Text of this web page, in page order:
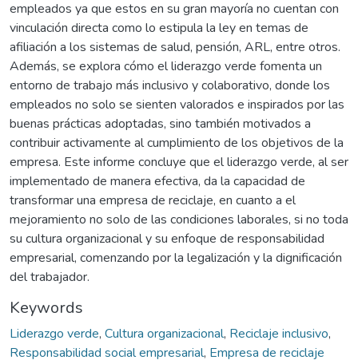
empleados ya que estos en su gran mayoría no cuentan con
vinculación directa como lo estipula la ley en temas de
afiliación a los sistemas de salud, pensión, ARL, entre otros.
Además, se explora cómo el liderazgo verde fomenta un
entorno de trabajo más inclusivo y colaborativo, donde los
empleados no solo se sienten valorados e inspirados por las
buenas prácticas adoptadas, sino también motivados a
contribuir activamente al cumplimiento de los objetivos de la
empresa. Este informe concluye que el liderazgo verde, al ser
implementado de manera efectiva, da la capacidad de
transformar una empresa de reciclaje, en cuanto a el
mejoramiento no solo de las condiciones laborales, si no toda
su cultura organizacional y su enfoque de responsabilidad
empresarial, comenzando por la legalización y la dignificación
del trabajador.
Keywords
Liderazgo verde, Cultura organizacional, Reciclaje inclusivo,
Responsabilidad social empresarial, Empresa de reciclaje